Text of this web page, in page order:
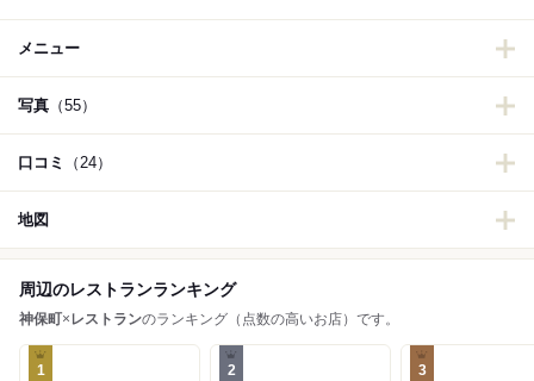
メニュー
写真 （55）
口コミ （24）
地図
周辺のレストランランキング
神保町× レストランのランキング（点数の高いお店）です。
1 2 3